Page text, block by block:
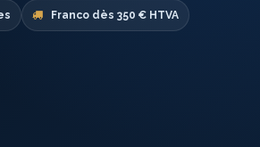
Franco dès 350 € HTVA